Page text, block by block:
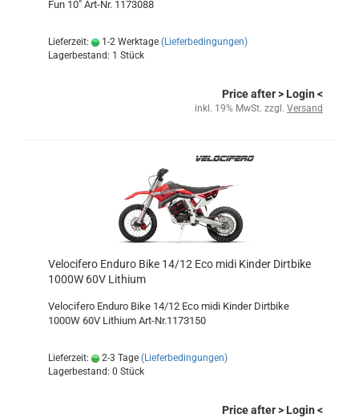
Fun 10" Art-Nr. 1173088
Lieferzeit: 1-2 Werktage (Lieferbedingungen)
Lagerbestand: 1 Stück
Price after> Login <
inkl. 19% MwSt. zzgl. Versand
Velocifero Enduro Bike 14/12 Eco midi Kinder Dirtbike
1000W 60V Lithium
Velocifero Enduro Bike 14/12 Eco midi Kinder Dirtbike
1000W 60V Lithium Art-Nr.1173150
Lieferzeit: 2-3 Tage (Lieferbedingungen)
Lagerbestand: 0 Stück
Price after> Login <